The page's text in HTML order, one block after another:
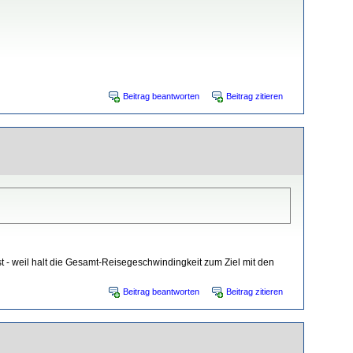
Beitrag beantworten Beitrag zitieren
weil halt die Gesamt-Reisegeschwindingkeit zum Ziel mit den
Beitrag beantworten Beitrag zitieren